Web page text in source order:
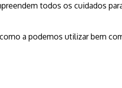
todos os cuidados
a podemos utilizar bem